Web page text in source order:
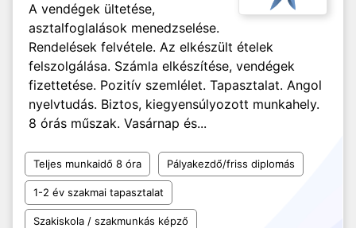
A vendégek ültetése,
asztalfoglalások menedzselése.
Rendelések felvétele. Az elkészült ételek
felszolgálása. Számla elkészítése, vendégek
fizettetése. Pozitív szemlélet. Tapasztalat. Angol
nyelvtudás. Biztos, kiegyensúlyozott munkahely.
8 órás műszak. Vasárnap és...
Teljes munkaidő 8 óra Pályakezdő/friss diplomás
1-2 év szakmai tapasztalat
Szakiskola / szakmunkás képző